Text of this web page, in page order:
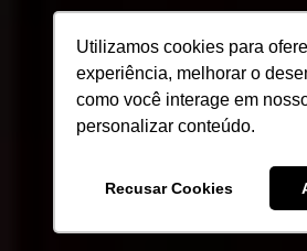
Utilizamos cookies para
experiência, melhorar o
como você interage em
personalizar conteúdo.
Recusar Cookies